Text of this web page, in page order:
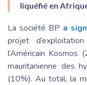
liquéfié en
La société BP a
projet
l’Américain Kosmos
mauritanienne des
(10%). Au total, la